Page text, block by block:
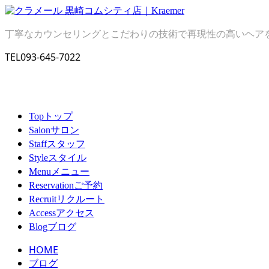
丁寧なカウンセリングとこだわりの技術で再現性の高いヘア
TEL093-645-7022
Top トップ
Salonサロン
Staffスタッフ
Styleスタイル
Menuメニュー
Reservationご予約
Recruitリクルート
Accessアクセス
Blogブログ
HOME
ブログ